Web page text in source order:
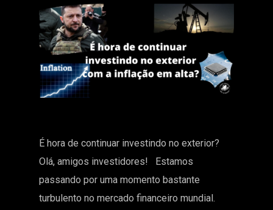
É hora de continuar investindo no exterior?
Olá, amigos investidores! Estamos
passando por uma momento bastante
turbulento no mercado financeiro mundial.